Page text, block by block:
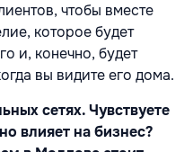
чтобы вместе
которое будет
и, конечно, будет
вы видите его дома.
сетях. Чувствуете
влияет на бизнес?